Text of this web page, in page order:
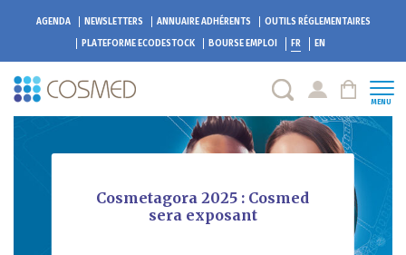
AGENDA NEWSLETTERS ANNUAIRE ADHÉRENTS
OUTILS RÉGLEMENTAIRES
PLATEFORME ECODESTOCK BOURSE EMPLOI FR EN
MENU
Cosmetagora 2025 : Cosmed
sera exposant